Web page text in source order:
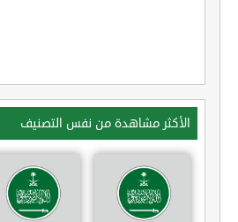
الأكثر مشاهدة من نفس التصنيف